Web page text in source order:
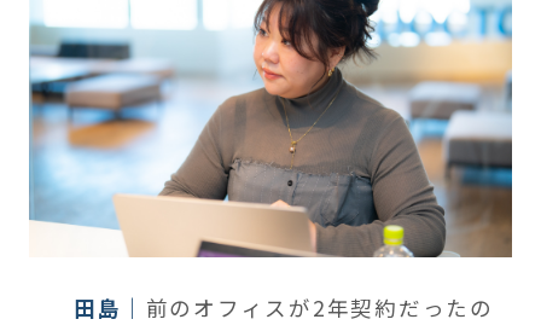
田島
前のオフィスが2年契約だったの